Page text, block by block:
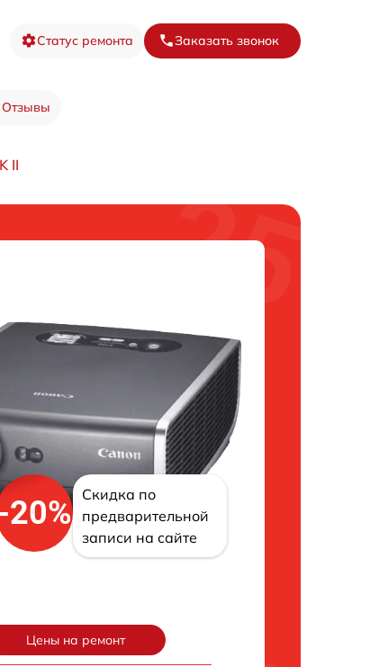
Статус ремонта Заказать звонок
Отзывы
II
20%
Скидка по
предварительной
записи на сайте
Цены на ремонт